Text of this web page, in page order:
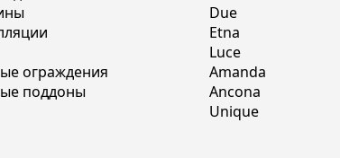
ограждения
поддоны
Due
Etna
Luce
Amanda
Ancona
Unique